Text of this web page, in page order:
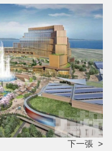
下一張 >